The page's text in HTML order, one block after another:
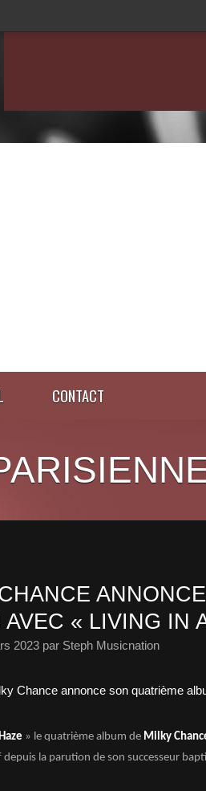
CONTACT
AVEC « LIVING IN
2023 par Steph Musicnation
» le quatrième album de Milky
depuis la parution de son successeur